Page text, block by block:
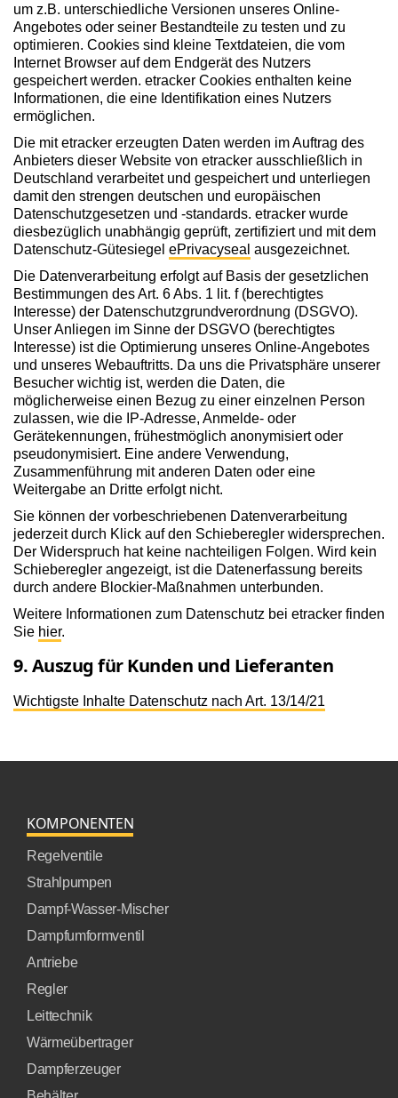
um z.B. unterschiedliche Versionen unseres Online-
Angebotes oder seiner Bestandteile zu testen und zu
optimieren. Cookies sind kleine Textdateien, die vom
Internet Browser auf dem Endgerät des Nutzers
gespeichert werden. etracker Cookies enthalten keine
Informationen, die eine Identifikation eines Nutzers
ermöglichen.
Die mit etracker erzeugten Daten werden im Auftrag des
Anbieters dieser Website von etracker ausschließlich in
Deutschland verarbeitet und gespeichert und unterliegen
damit den strengen deutschen und europäischen
Datenschutzgesetzen und -standards. etracker wurde
diesbezüglich unabhängig geprüft, zertifiziert und mit dem
Datenschutz-Gütesiegel ePrivacyseal ausgezeichnet.
Die Datenverarbeitung erfolgt auf Basis der gesetzlichen
Bestimmungen des Art. 6 Abs. 1 lit. f (berechtigtes
Interesse) der Datenschutzgrundverordnung (DSGVO).
Unser Anliegen im Sinne der DSGVO (berechtigtes
Interesse) ist die Optimierung unseres Online-Angebotes
und unseres Webauftritts. Da uns die Privatsphäre unserer
Besucher wichtig ist, werden die Daten, die
möglicherweise einen Bezug zu einer einzelnen Person
zulassen, wie die IP-Adresse, Anmelde- oder
Gerätekennungen, frühestmöglich anonymisiert oder
pseudonymisiert. Eine andere Verwendung,
Zusammenführung mit anderen Daten oder eine
Weitergabe an Dritte erfolgt nicht.
Sie können der vorbeschriebenen Datenverarbeitung
jederzeit durch Klick auf den Schieberegler widersprechen.
Der Widerspruch hat keine nachteiligen Folgen. Wird kein
Schieberegler angezeigt, ist die Datenerfassung bereits
durch andere Blockier-Maßnahmen unterbunden.
Weitere Informationen zum Datenschutz bei etracker finden
Sie hier.
9. Auszug für Kunden und Lieferanten
Wichtigste Inhalte Datenschutz nach Art. 13/14/21
KOMPONENTEN
Regelventile
Strahlpumpen
Dampf-Wasser-Mischer
Dampfumformventil
Antriebe
Regler
Leittechnik
Wärmeübertrager
Dampferzeuger